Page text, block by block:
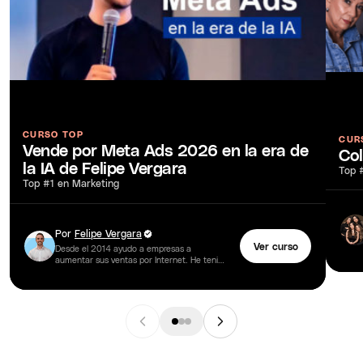
CURSO TOP
Vende por Meta Ads 2026 en la era de
la IA de Felipe Vergara
Top #1 en Marketing
Por Felipe Vergara
Desde el 2014 ayudo a empresas a
aumentar sus ventas por Internet. He tenido
Ver curso
Top